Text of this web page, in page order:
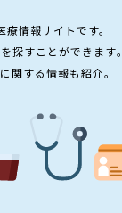
情報サイトです。
探すことができます。
関する情報も紹介。